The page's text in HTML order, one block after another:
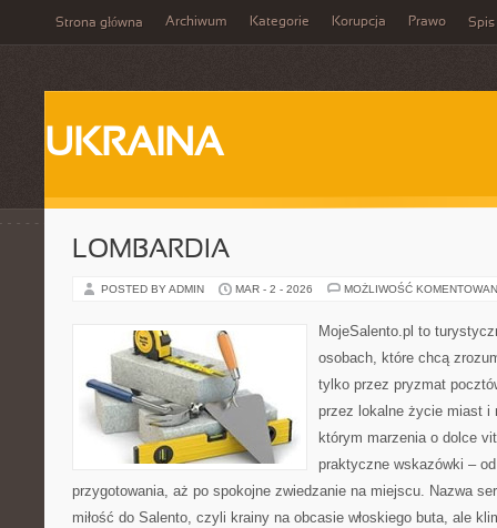
Strona główna Archiwum Kategorie Korupcja Prawo Spis
UKRAINA
LOMBARDIA
POSTED BY ADMIN MAR - 2 - 2026 MOŻLIWOŚĆ
MojeSalento.pl to
osobach, które chcą
tylko przez pryzmat
przez lokalne życie miast i
którym marzenia o dolce
praktyczne wskazówki –
przygotowania, aż po spokojne zwiedzanie na miejscu. Nazwa
miłość do Salento, czyli krainy na obcasie włoskiego buta, ale